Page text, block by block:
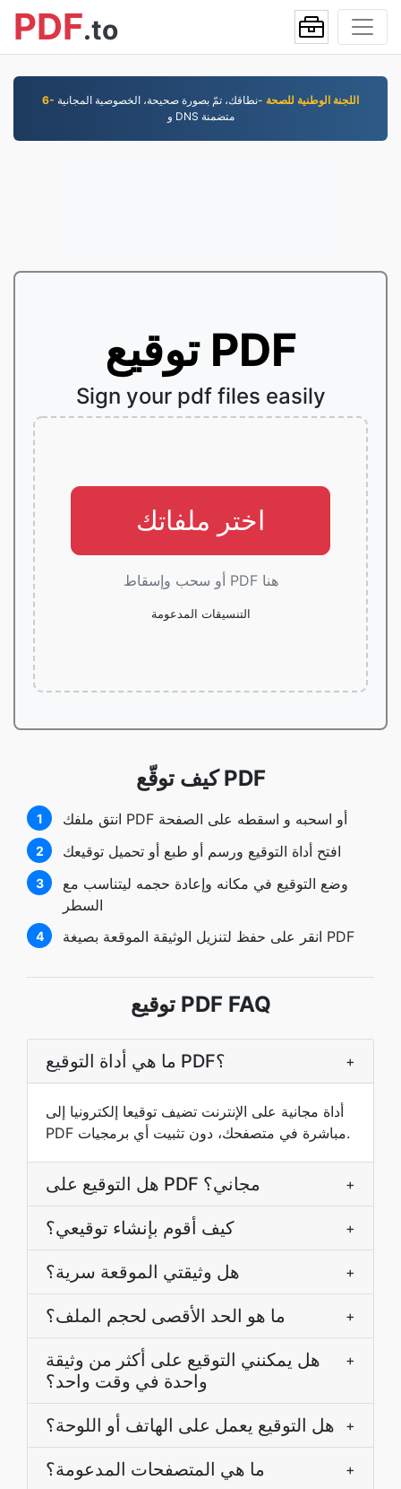
PDF.to
6- اللجنة الوطنية للصحة -نطاقك، تمّ بصورة صحيحة، الخصوصية المجانية
و DNS متضمنة
توقيع PDF
Sign your pdf files easily
اختر ملفاتك
أو سحب وإسقاط PDF هنا
التنسيقات المدعومة
كيف توقّع PDF
1 انتق ملفك PDF أو اسحبه و اسقطه على الصفحة
2 افتح أداة التوقيع ورسم أو طبع أو تحميل توقيعك
3
وضع التوقيع في مكانه وإعادة حجمه ليتناسب مع
السطر
4 انقر على حفظ لتنزيل الوثيقة الموقعة بصيغة PDF
توقيع PDF FAQ
ما هي أداة التوقيع PDF؟ +
أداة مجانية على الإنترنت تضيف توقيعا إلكترونيا إلى
PDF مباشرة في متصفحك، دون تثبيت أي برمجيات.
هل التوقيع على PDF مجاني؟ +
كيف أقوم بإنشاء توقيعي؟ +
هل وثيقتي الموقعة سرية؟ +
ما هو الحد الأقصى لحجم الملف؟ +
هل يمكنني التوقيع على أكثر من وثيقة
واحدة في وقت واحد؟
+
هل التوقيع يعمل على الهاتف أو اللوحة؟ +
ما هي المتصفحات المدعومة؟ +